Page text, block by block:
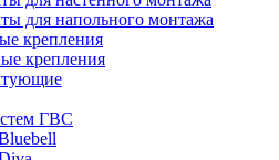
для напольного монтажа
крепления
крепления
ГВС